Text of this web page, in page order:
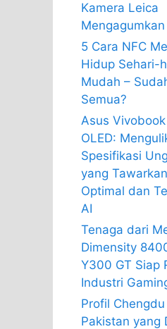
Kamera Leica
Mengagumkan
5 Cara NFC
Hidup Sehari-
Mudah –
Semua?
Asus Vivobook
OLED:
Spesifikasi
yang
Optimal dan
AI
Tenaga dari
Dimensity
Y300 GT Siap
Industri
Profil
Pakistan yang